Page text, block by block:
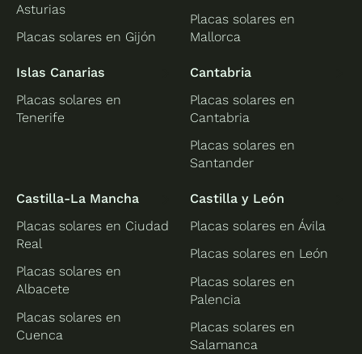
Asturias
Placas solares en Gijón
Placas solares en
Mallorca
Islas Canarias
Placas solares en
Tenerife
Cantabria
Placas solares en
Cantabria
Placas solares en
Santander
Castilla-La Mancha
Placas solares en Ciudad
Real
Placas solares en
Albacete
Placas solares en
Cuenca
Castilla y León
Placas solares en Ávila
Placas solares en León
Placas solares en
Palencia
Placas solares en
Salamanca